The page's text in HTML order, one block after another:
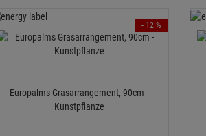
Europalms Grasarrangement, 90cm -
Kunstpflanze
- 12 %